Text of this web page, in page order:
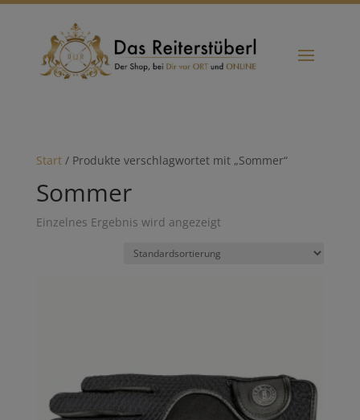
Start/ Produkte verschlagwortet mit „Sommer“
Sommer
Einzelnes Ergebnis wird angezeigt